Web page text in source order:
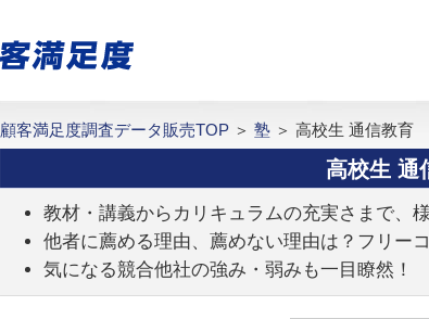
顧客満足度調査データ販売TOP ＞ 塾 ＞ 高校生 通信教育
高校生 通
教材・講義からカリキュラムの充実さまで、
他者に薦める理由、薦めない理由は？フリー
気になる競合他社の強み・弱みも一目瞭然！